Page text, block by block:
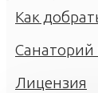
Как
Санаторий
Лицензия